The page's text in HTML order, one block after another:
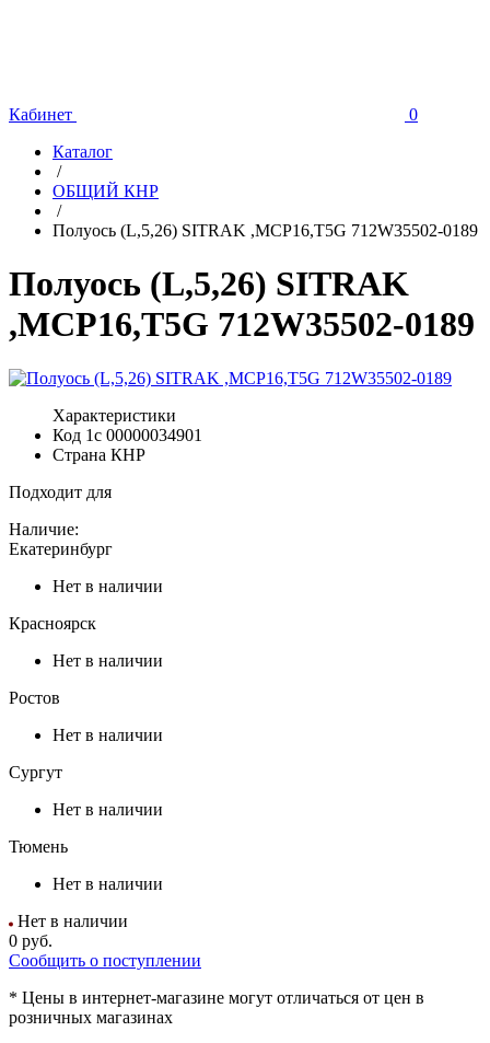
Кабинет
0
Каталог
/
ОБЩИЙ КНР
/
Полуось (L,5,26) SITRAK ,MCP16,T5G 712W35502-0189
Полуось (L,5,26) SITRAK
,MCP16,T5G 712W35502-0189
Характеристики
Код 1с 00000034901
Страна КНР
Подходит для
Наличие:
Екатеринбург
Нет в наличии
Красноярск
Нет в наличии
Ростов
Нет в наличии
Сургут
Нет в наличии
Тюмень
Нет в наличии
Нет в наличии
0 руб.
Сообщить о поступлении
* Цены в интернет-магазине могут отличаться от цен в
розничных магазинах